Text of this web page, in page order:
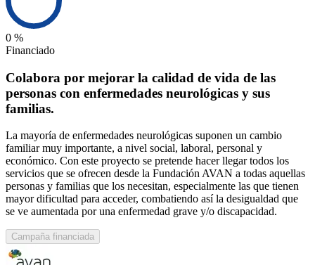
0 %
Financiado
Colabora por mejorar la calidad de vida de las
personas con enfermedades neurológicas y sus
familias.
La mayoría de enfermedades neurológicas suponen un cambio
familiar muy importante, a nivel social, laboral, personal y
económico. Con este proyecto se pretende hacer llegar todos los
servicios que se ofrecen desde la Fundación AVAN a todas aquellas
personas y familias que los necesitan, especialmente las que tienen
mayor dificultad para acceder, combatiendo así la desigualdad que
se ve aumentada por una enfermedad grave y/o discapacidad.
Campaña financiada